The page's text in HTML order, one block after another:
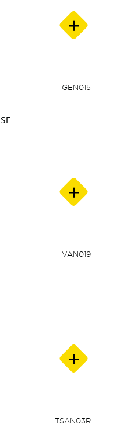
GEN015
VAN019
TSAN03R